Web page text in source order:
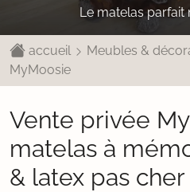
Le matelas parfait
accueil Meubles &
MyMoosie
Vente privée
matelas à
& latex pas cher